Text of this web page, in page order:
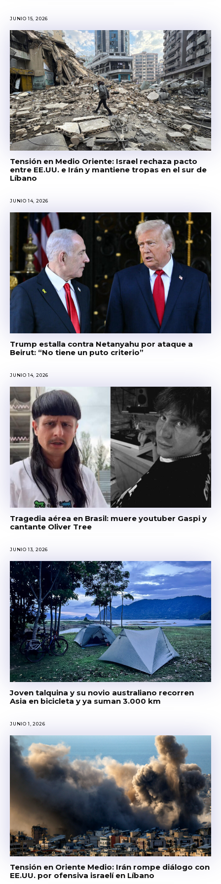
JUNIO 15, 2026
Tensión en Medio Oriente: Israel rechaza pacto
entre EE.UU. e Irán y mantiene tropas en el sur de
Líbano
JUNIO 14, 2026
Trump estalla contra Netanyahu por ataque a
Beirut: “No tiene un puto criterio”
JUNIO 14, 2026
Tragedia aérea en Brasil: muere youtuber Gaspi y
cantante Oliver Tree
JUNIO 13, 2026
Joven talquina y su novio australiano recorren
Asia en bicicleta y ya suman 3.000 km
JUNIO 1, 2026
Tensión en Oriente Medio: Irán rompe diálogo con
EE.UU. por ofensiva israelí en Líbano